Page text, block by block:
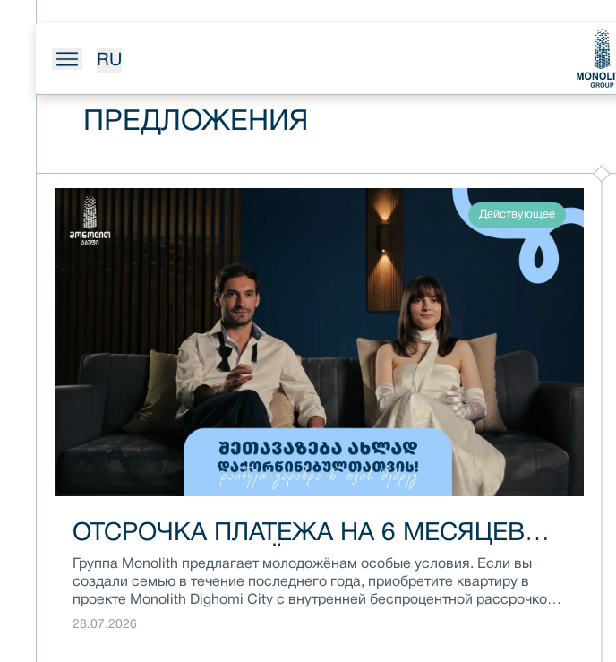
RU
ПРЕДЛОЖЕНИЯ
Действующее
ОТСРОЧКА ПЛАТЕЖА НА 6 МЕСЯЦЕВ
ДЛЯ МОЛОДОЖЁНОВ
Группа Monolith предлагает молодожёнам особые условия. Если вы
создали семью в течение последнего года, приобретите квартиру в
проекте Monolith Dighomi City с внутренней беспроцентной рассрочкой
и начните выплаты через 6 месяцев.
28.07.2026